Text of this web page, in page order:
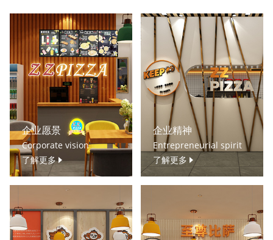
企业愿景
Corporate vision
了解更多
企业精神
Entrepreneurial spirit
了解更多